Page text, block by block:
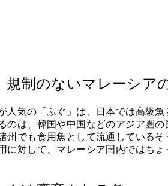
規制のないマレーシア
人気の「ふぐ」は、日本では高級
のは、韓国や中国などのアジア圏
州でも食用魚として流通しているそ
に対して、マレーシア国内ではち